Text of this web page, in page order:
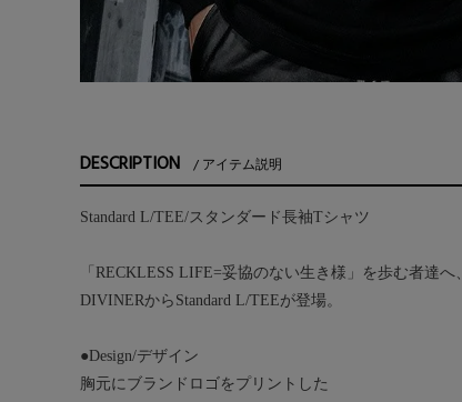
DESCRIPTION アイテム説明
Standard L/TEE/スタンダード長袖Tシャツ
「RECKLESS LIFE=妥協のない生き様」を歩む者達へ、
DIVINERからStandard L/TEEが登場。
●Design/デザイン
胸元にブランドロゴをプリントした